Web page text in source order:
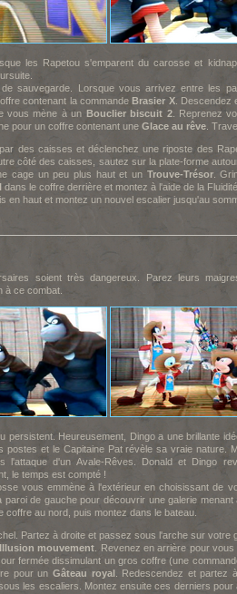
les Rapetou s'emparent du carosse et
sauvegarde. Lorsque vous arrivez entre les
contenant la commandeBrasier X. Descendez
vous mène à un Bouclier biscuit 2. Reprenez
pour un coffre contenant une Glace au rêve.
des caisses et déclenchez une riposte des
côté des caisses, sautez sur la plate-forme
cage un peu plus haut et un Trouve-Trésor.
dans le coffre derrière et montez à l'aide de la
en haut et montez un nouvel escalier jusqu'au
soient très dangereux. Parez leurs
à ce combat.
persistent. Heureusement, Dingo a une brillante
postes et le Capitaine Pat révèle sa vraie nature.
l'attaque d'un Avale-Rêves. Donald et Dingo
le temps est compté !
vous emmène à l'extérieur en choisissant de
de gauche pour découvrir une galerie menant
coffre au nord, puis montez dans le bateau.
Partez à droite et passez sous l'arche sur votre
Illusion mouvement . Revenez en arrière pour
fermée dissimulant un gros coffre (une
pour un Gâteau royal. Redescendez et partez
les escaliers. Montez ensuite ces derniers